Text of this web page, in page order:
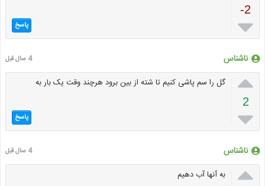
-2
 پاسخ
ناشناس 4 سال قبل

2

گل را سم پاشی کنیم تا شته از بین برود هرچند وقت یک بار به
پاسخ
ناشناس 4 سال قبل
 به آنها آب دهیم